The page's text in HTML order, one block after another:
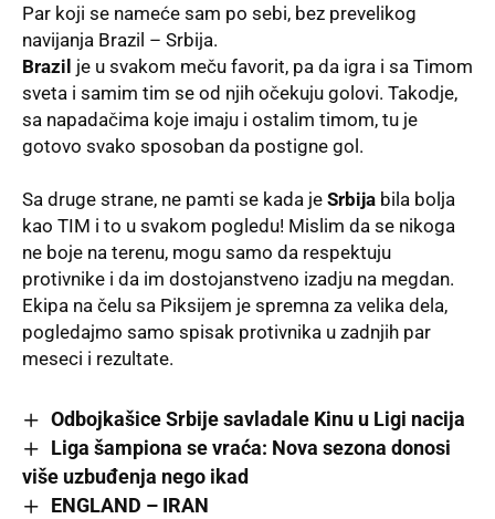
Par koji se nameće sam po sebi, bez prevelikog
navijanja Brazil – Srbija.
Brazil je u svakom meču favorit, pa da igra i sa Timom
sveta i samim tim se od njih očekuju golovi. Takodje,
sa napadačima koje imaju i ostalim timom, tu je
gotovo svako sposoban da postigne gol.
Sa druge strane, ne pamti se kada je Srbija bila bolja
kao TIM i to u svakom pogledu! Mislim da se nikoga
ne boje na terenu, mogu samo da respektuju
protivnike i da im dostojanstveno izadju na megdan.
Ekipa na čelu sa Piksijem je spremna za velika dela,
pogledajmo samo spisak protivnika u zadnjih par
meseci i rezultate.
Odbojkašice Srbije savladale Kinu u Ligi nacija
Liga šampiona se vraća: Nova sezona donosi
više uzbuđenja nego ikad
ENGLAND – IRAN